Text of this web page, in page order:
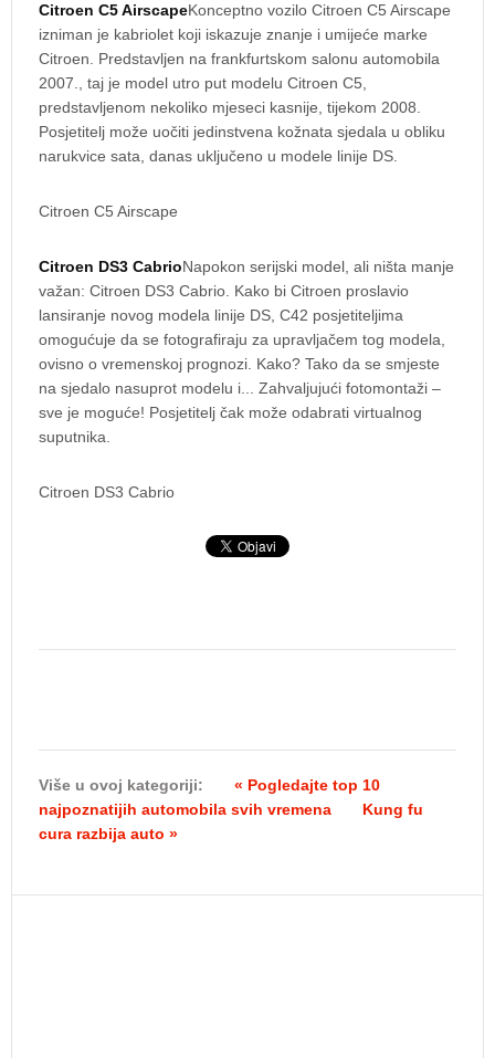
Citroen C5 AirscapeKonceptno vozilo Citroen C5 Airscape
izniman je kabriolet koji iskazuje znanje i umijeće marke
Citroen. Predstavljen na frankfurtskom salonu automobila
2007., taj je model utro put modelu Citroen C5,
predstavljenom nekoliko mjeseci kasnije, tijekom 2008.
Posjetitelj može uočiti jedinstvena kožnata sjedala u obliku
narukvice sata, danas uključeno u modele linije DS.
Citroen C5 Airscape
Citroen DS3 CabrioNapokon serijski model, ali ništa manje
važan: Citroen DS3 Cabrio. Kako bi Citroen proslavio
lansiranje novog modela linije DS, C42 posjetiteljima
omogućuje da se fotografiraju za upravljačem tog modela,
ovisno o vremenskoj prognozi. Kako? Tako da se smjeste
na sjedalo nasuprot modelu i... Zahvaljujući fotomontaži –
sve je moguće! Posjetitelj čak može odabrati virtualnog
suputnika.
Citroen DS3 Cabrio
Više u ovoj kategoriji:
« Pogledajte top 10
najpoznatijih automobila svih vremena
Kung fu
cura razbija auto »